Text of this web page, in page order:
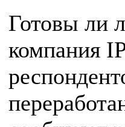
Готовы ли
компания